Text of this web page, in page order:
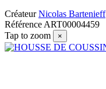
Créateur Nicolas Bartenieff
RéférenceART00004459
Tap to zoom
×